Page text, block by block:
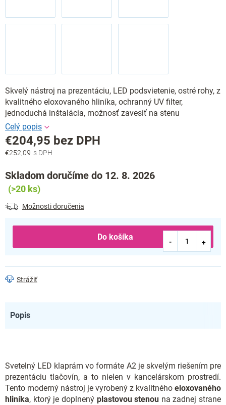
Skvelý nástroj na prezentáciu, LED podsvietenie, ostré rohy, z
kvalitného eloxovaného hliníka, ochranný UV filter,
jednoduchá inštalácia, možnosť zavesiť na stenu
€252,09
€204,95 bez DPH
Jednotková
Skladom doručíme do 12. 8. 2026
(>20 ks)
Možnosti doručenia
Do košíka
Strážiť
Popis
Svetelný LED klaprám vo formáte A2 je skvelým riešením pre
prezentáciu tlačovín, a to nielen v kancelárskom prostredí.
Tento moderný nástroj je vyrobený z kvalitného eloxovaného
hliníka, ktorý je doplnený plastovou stenou na zadnej strane